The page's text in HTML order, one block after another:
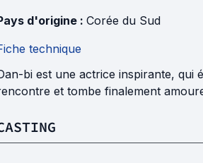
d'origine : Corée du Sud
technique
bi est une actrice inspirante, qui
et tombe finalement